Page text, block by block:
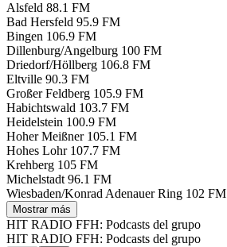
Alsfeld 88.1 FM
Bad Hersfeld 95.9 FM
Bingen 106.9 FM
Dillenburg/Angelburg 100 FM
Driedorf/Höllberg 106.8 FM
Eltville 90.3 FM
Großer Feldberg 105.9 FM
Habichtswald 103.7 FM
Heidelstein 100.9 FM
Hoher Meißner 105.1 FM
Hohes Lohr 107.7 FM
Krehberg 105 FM
Michelstadt 96.1 FM
Wiesbaden/Konrad Adenauer Ring 102 FM
Mostrar más
HIT RADIO FFH: Podcasts del grupo
HIT RADIO FFH: Podcasts del grupo